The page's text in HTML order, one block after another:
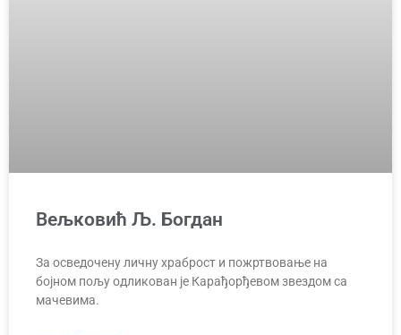
Вељковић Љ. Богдан
За осведочену личну храброст и пожртвовање на
бојном пољу одликован је Карађорђевом звездом са
мачевима.